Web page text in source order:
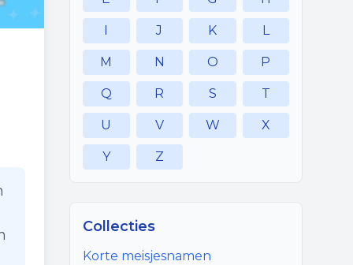
I J K L
M N O P
Q R S T
U V W X
Y Z
Collecties
Korte meisjesnamen